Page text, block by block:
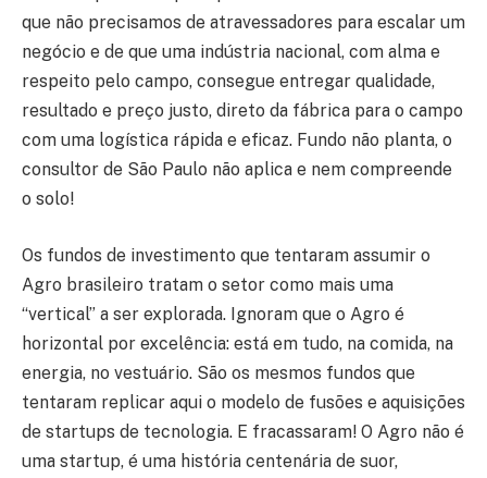
que não precisamos de atravessadores para escalar um
negócio e de que uma indústria nacional, com alma e
respeito pelo campo, consegue entregar qualidade,
resultado e preço justo, direto da fábrica para o campo
com uma logística rápida e eficaz. Fundo não planta, o
consultor de São Paulo não aplica e nem compreende
o solo!
Os fundos de investimento que tentaram assumir o
Agro brasileiro tratam o setor como mais uma
“vertical” a ser explorada. Ignoram que o Agro é
horizontal por excelência: está em tudo, na comida, na
energia, no vestuário. São os mesmos fundos que
tentaram replicar aqui o modelo de fusões e aquisições
de startups de tecnologia. E fracassaram! O Agro não é
uma startup, é uma história centenária de suor,